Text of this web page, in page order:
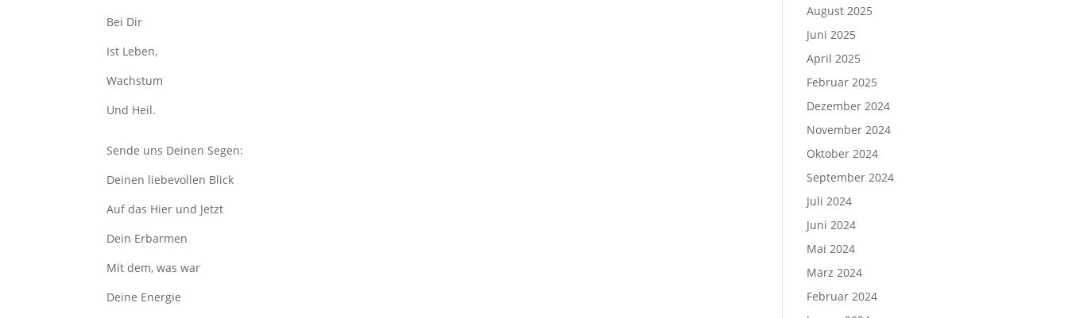
Bei Dir
Ist Leben,
Wachstum
Und Heil.
Sende uns Deinen Segen:
Deinen liebevollen Blick
Auf das Hier und Jetzt
Dein Erbarmen
Mit dem, was war
Deine Energie
August 2025
Juni 2025
April 2025
Februar 2025
Dezember 2024
November 2024
Oktober 2024
September 2024
Juli 2024
Juni 2024
Mai 2024
März 2024
Februar 2024